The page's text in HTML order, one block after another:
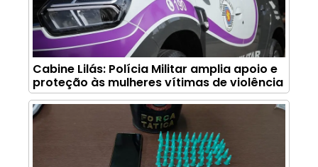
Cabine Lilás: Polícia Militar amplia apoio e
proteção às mulheres vítimas de violência